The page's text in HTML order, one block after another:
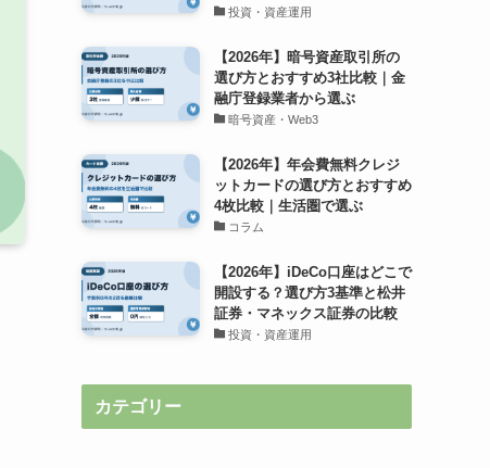
投資・資産運用
【2026年】暗号資産取引所の
選び方とおすすめ3社比較｜金
融庁登録業者から選ぶ
暗号資産・Web3
【2026年】年会費無料クレジ
ットカードの選び方とおすすめ
4枚比較｜生活圏で選ぶ
コラム
【2026年】iDeCo口座はどこで
開設する？選び方3基準と松井
証券・マネックス証券の比較
投資・資産運用
カテゴリー